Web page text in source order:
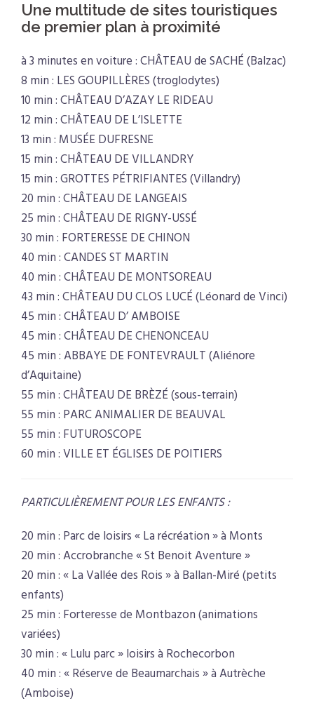
Une multitude de sites touristiques
de premier plan à proximité
à 3 minutes en voiture : CHÂTEAU de SACHÉ (Balzac)
8 min : LES GOUPILLÈRES (troglodytes)
10 min : CHÂTEAU D’AZAY LE RIDEAU
12 min : CHÂTEAU DE L’ISLETTE
13 min : MUSÉE DUFRESNE
15 min : CHÂTEAU DE VILLANDRY
15 min : GROTTES PÉTRIFIANTES (Villandry)
20 min : CHÂTEAU DE LANGEAIS
25 min : CHÂTEAU DE RIGNY-USSÉ
30 min : FORTERESSE DE CHINON
40 min : CANDES ST MARTIN
40 min : CHÂTEAU DE MONTSOREAU
43 min : CHÂTEAU DU CLOS LUCÉ (Léonard de Vinci)
45 min : CHÂTEAU D’ AMBOISE
45 min : CHÂTEAU DE CHENONCEAU
45 min : ABBAYE DE FONTEVRAULT (Aliénore
d’Aquitaine)
55 min : CHÂTEAU DE BRÈZÉ (sous-terrain)
55 min : PARC ANIMALIER DE BEAUVAL
55 min : FUTUROSCOPE
60 min : VILLE ET ÉGLISES DE POITIERS
PARTICULIÈREMENT POUR LES ENFANTS :
20 min : Parc de loisirs « La récréation » à Monts
20 min : Accrobranche « St Benoit Aventure »
20 min : « La Vallée des Rois » à Ballan-Miré (petits
enfants)
25 min : Forteresse de Montbazon (animations
variées)
30 min : « Lulu parc » loisirs à Rochecorbon
40 min : « Réserve de Beaumarchais » à Autrèche
(Amboise)